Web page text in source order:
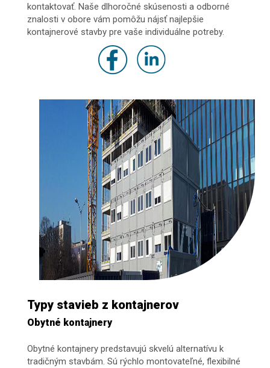
kontaktovať. Naše dlhoročné skúsenosti a odborné
znalosti v obore vám pomôžu nájsť najlepšie
kontajnerové stavby pre vaše individuálne potreby.
Typy stavieb z kontajnerov
Obytné kontajnery
Obytné kontajnery predstavujú skvelú alternatívu k
tradičným stavbám. Sú rýchlo montovateľné, flexibilné